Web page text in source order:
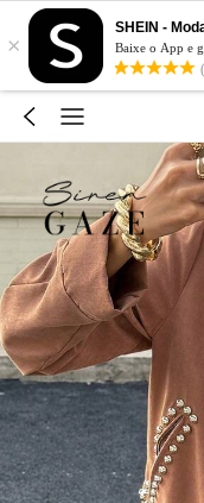
×
SHEIN -
Baixe o App e